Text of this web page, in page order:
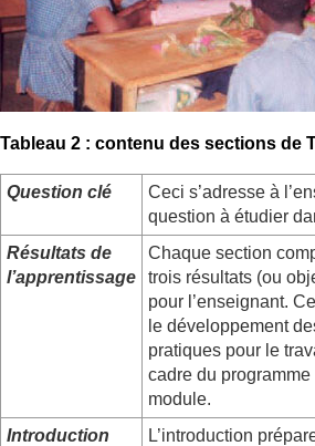
Tableau 2 : contenu des sections de
Question clé
Ceci s’adresse à
question à étudier
Résultats de
l’apprentissage
Chaque section
trois résultats (ou
pour l’enseignant.
le développement
pratiques pour le
cadre du
module.
Introduction
L’introduction